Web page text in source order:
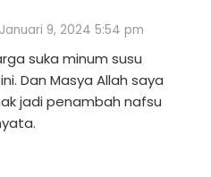
Januari 9, 2024 5:54 pm
suka minum susu
Dan Masya Allah saya
jadi penambah nafsu